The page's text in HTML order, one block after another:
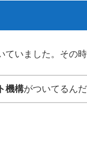
いました。その時
機構がついてるん